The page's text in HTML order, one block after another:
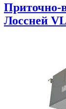
Приточно-
Лоссней